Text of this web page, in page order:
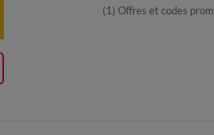
(1) Offres et codes